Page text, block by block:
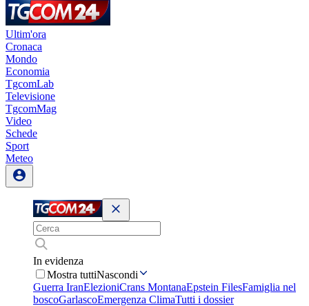
Ultim'ora
Cronaca
Mondo
Economia
TgcomLab
Televisione
TgcomMag
Video
Schede
Sport
Meteo
In evidenza
Mostra tuttiNascondi
Guerra IranElezioniCrans MontanaEpstein FilesFamiglia nel
boscoGarlascoEmergenza ClimaTutti i dossier